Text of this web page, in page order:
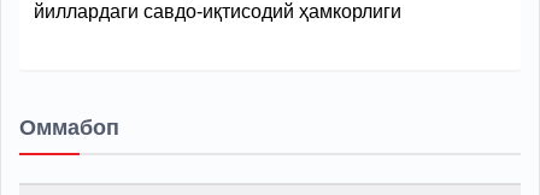
йиллардаги савдо-иқтисодий ҳамкорлиги
Оммабоп